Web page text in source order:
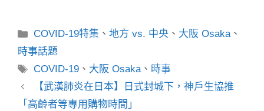
分
類
COVID-19特集 、地方 vs. 中央 、 大阪 Osaka、
時事話題
標
籤
COVID-19 、 大阪 Osaka、 時事
【武漢肺炎在日本】日式封城下，神戶生協推
「高齡者等專用購物時間」